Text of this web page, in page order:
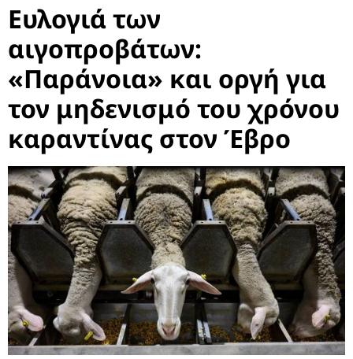
Ευλογιά των
αιγοπροβάτων:
«Παράνοια» και οργή για
τον μηδενισμό του χρόνου
καραντίνας στον Έβρο